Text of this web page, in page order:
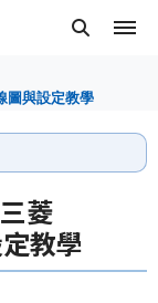
與設定教學
菱
教學